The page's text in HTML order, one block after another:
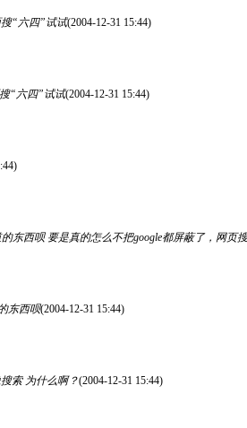
“六四”试试(2004-12-31 15:44)
“六四”试试(2004-12-31 15:44)
东西呗 要是真的怎么不把google都屏蔽了，网
东西呗(2004-12-31 15:44)
索 为什么啊？(2004-12-31 15:44)